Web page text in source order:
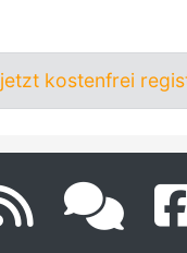
jetzt kostenfrei